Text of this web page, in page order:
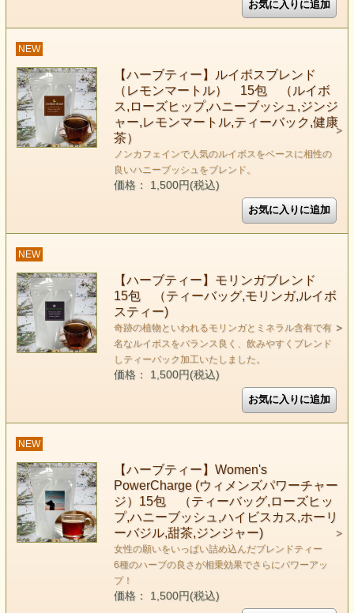
NEW
【ハーブティー】ルイボスブレンド
（レモンマートル） 15包 （ルイボ
ス,ローズヒップ,ハニーブッシュ,ジンジ
ャー,レモンマートル,ティーバック,健康
茶）
ノンカフェインで人気のルイボスをベースに相性の
良いハニーブッシュをブレンド。
価格： 1,500円(税込)
NEW
【ハーブティー】モリンガブレンド
15包 （ティーバッグ,モリンガ,ルイボ
スティー)
奇跡の植物といわれるモリンガとミネラル含有で有
名なルイボスをバランス良く、飲みやすくブレンド
しティーバック加工いたしました。
価格： 1,500円(税込)
NEW
【ハーブティー】Women's
PowerCharge (ウィメンズパワーチャー
ジ）15包 （ティーバッグ,ローズヒッ
プ,ハニーブッシュ,ハイビスカス,ホーリ
ーバジル,甜茶,ジンジャー)
女性の願いをいっぱい詰め込んだブレンドティー
6種のハーブの良さが相乗効果でさらにパワーアッ
プ！
価格： 1,500円(税込)